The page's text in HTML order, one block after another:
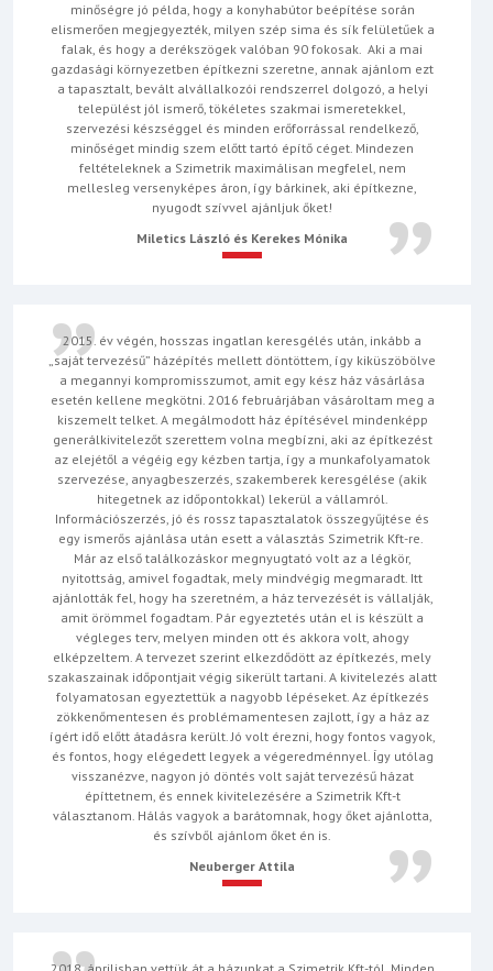
minőségre jó példa, hogy a konyhabútor beépítése során
elismerően megjegyezték, milyen szép sima és sík felületűek a
falak, és hogy a derékszögek valóban 90 fokosak. Aki a mai
gazdasági környezetben építkezni szeretne, annak ajánlom ezt
a tapasztalt, bevált alvállalkozói rendszerrel dolgozó, a helyi
települést jól ismerő, tökéletes szakmai ismeretekkel,
szervezési készséggel és minden erőforrással rendelkező,
minőséget mindig szem előtt tartó építő céget. Mindezen
feltételeknek a Szimetrik maximálisan megfelel, nem
mellesleg versenyképes áron, így bárkinek, aki építkezne,
nyugodt szívvel ajánljuk őket!
Miletics László és Kerekes Mónika
2015. év végén, hosszas ingatlan keresgélés után, inkább a
„saját tervezésű” házépítés mellett döntöttem, így kiküszöbölve
a megannyi kompromisszumot, amit egy kész ház vásárlása
esetén kellene megkötni. 2016 februárjában vásároltam meg a
kiszemelt telket. A megálmodott ház építésével mindenképp
generálkivitelezőt szerettem volna megbízni, aki az építkezést
az elejétől a végéig egy kézben tartja, így a munkafolyamatok
szervezése, anyagbeszerzés, szakemberek keresgélése (akik
hitegetnek az időpontokkal) lekerül a vállamról.
Információszerzés, jó és rossz tapasztalatok összegyűjtése és
egy ismerős ajánlása után esett a választás Szimetrik Kft-re.
Már az első találkozáskor megnyugtató volt az a légkör,
nyitottság, amivel fogadtak, mely mindvégig megmaradt. Itt
ajánlották fel, hogy ha szeretném, a ház tervezését is vállalják,
amit örömmel fogadtam. Pár egyeztetés után el is készült a
végleges terv, melyen minden ott és akkora volt, ahogy
elképzeltem. A tervezet szerint elkezdődött az építkezés, mely
szakaszainak időpontjait végig sikerült tartani. A kivitelezés alatt
folyamatosan egyeztettük a nagyobb lépéseket. Az építkezés
zökkenőmentesen és problémamentesen zajlott, így a ház az
ígért idő előtt átadásra került. Jó volt érezni, hogy fontos vagyok,
és fontos, hogy elégedett legyek a végeredménnyel. Így utólag
visszanézve, nagyon jó döntés volt saját tervezésű házat
építtetnem, és ennek kivitelezésére a Szimetrik Kft-t
választanom. Hálás vagyok a barátomnak, hogy őket ajánlotta,
és szívből ajánlom őket én is.
Neuberger Attila